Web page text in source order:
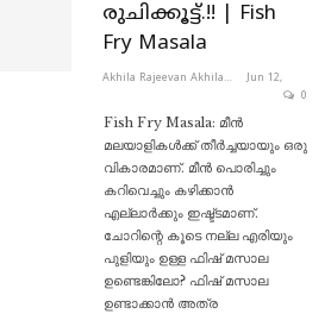
രുചിക്കൂട്ട്.!! | Fish
Fry Masala
Akhila Rajeevan Akhila Rajeevan
Jun 12,
0
Fish Fry Masala: മീൻ
മലയാളികൾക്ക് തീർച്ചയായും ഒരു
വികാരമാണ്. മീൻ പൊരിച്ചും
കറിവെച്ചും കഴിക്കാൻ
എല്ലാർക്കും ഇഷ്ട്ടമാണ്.
ചോറിന്റെ കൂടെ നല്ല എരിയും
പുളിയും ഉള്ള ഫിഷ് മസാല
ഉണ്ടെങ്കിലോ? ഫിഷ് മസാല
ഉണ്ടാക്കാൻ അത്ര